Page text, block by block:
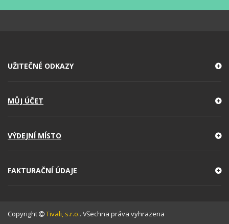
UŽITEČNÉ ODKAZY
MŮJ ÚČET
VÝDEJNÍ MÍSTO
FAKTURAČNÍ ÚDAJE
Copyright Tivali, s.r.o.. Všechna práva vyhrazena